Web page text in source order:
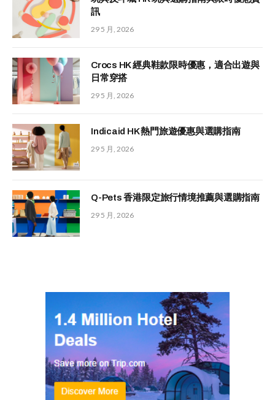
訊
29 5 月, 2026
Crocs HK 經典鞋款限時優惠，適合出遊與
日常穿搭
29 5 月, 2026
Indicaid HK 熱門旅遊優惠與選購指南
29 5 月, 2026
Q-Pets 香港限定旅行情境推薦與選購指南
29 5 月, 2026